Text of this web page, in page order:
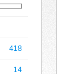
418
14